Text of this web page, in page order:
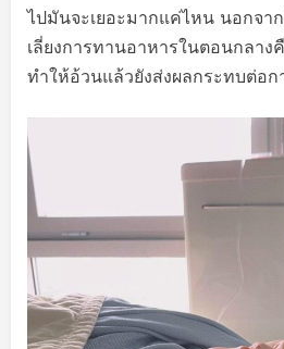
ไปมันจะเยอะมากแค่ไหน นอกจา
เลี่ยงการทานอาหารในตอนกลาง
ทำให้อ้วนแล้วยังส่งผลกระทบต่อก